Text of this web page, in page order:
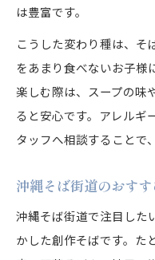
は豊富です。
こうした変わり種は、そ
をあまり食べないお子様
楽しむ際は、スープの味
ると安心です。アレルギ
タッフへ相談することで
沖縄そば街道のおす
沖縄そば街道で注目した
かした創作そばです。た